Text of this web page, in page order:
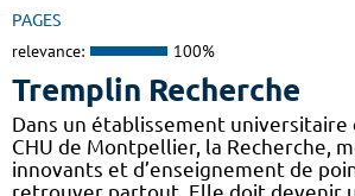
PAGES
relevance: 100%
Tremplin Recherche
Dans un établissement universitaire
CHU de Montpellier, la Recherche,
innovants et d’enseignement de